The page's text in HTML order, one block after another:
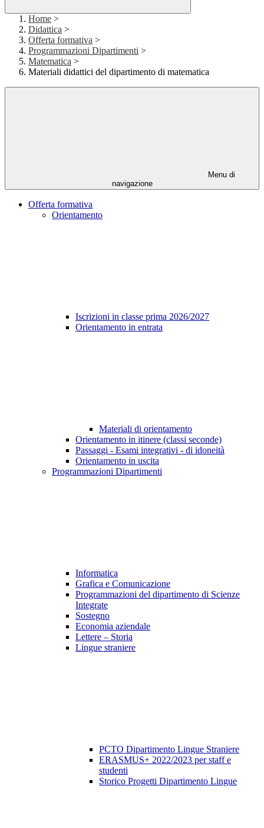
Home >
Didattica >
Offerta formativa >
Programmazioni Dipartimenti >
Matematica >
Materiali didattici del dipartimento di matematica
Menu di
navigazione
Offerta formativa
Orientamento
Iscrizioni in classe prima 2026/2027
Orientamento in entrata
Materiali di orientamento
Orientamento in itinere (classi seconde)
Passaggi - Esami integrativi - di idoneità
Orientamento in uscita
Programmazioni Dipartimenti
Informatica
Grafica e Comunicazione
Programmazioni del dipartimento di Scienze
Integrate
Sostegno
Economia aziendale
Lettere – Storia
Lingue straniere
PCTO Dipartimento Lingue Straniere
ERASMUS+ 2022/2023 per staff e
studenti
Storico Progetti Dipartimento Lingue